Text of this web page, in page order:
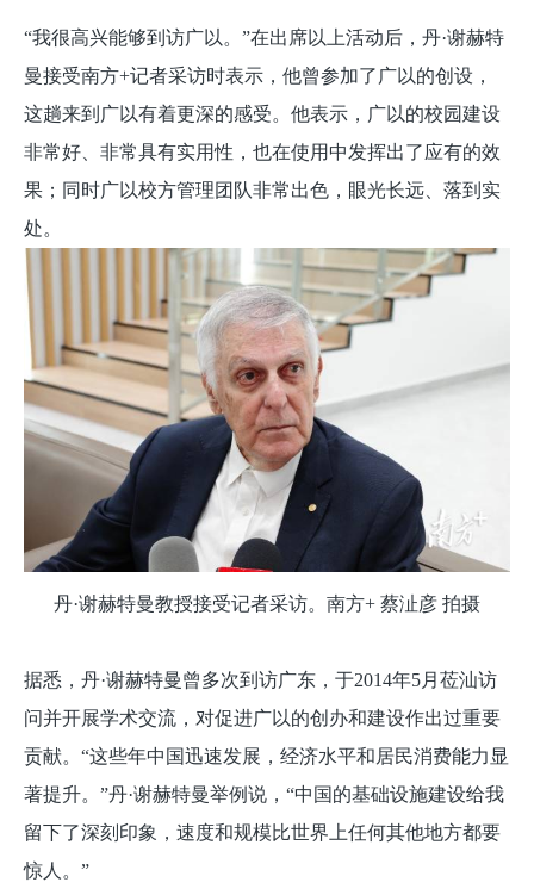
“我很高兴能够到访广以。”在出席以上活动后，丹·谢赫特
曼接受南方+记者采访时表示，他曾参加了广以的创设，
这趟来到广以有着更深的感受。他表示，广以的校园建设
非常好、非常具有实用性，也在使用中发挥出了应有的效
果；同时广以校方管理团队非常出色，眼光长远、落到实
处。
丹·谢赫特曼教授接受记者采访。南方+ 蔡沚彦 拍摄
据悉，丹·谢赫特曼曾多次到访广东，于2014年5月莅汕访
问并开展学术交流，对促进广以的创办和建设作出过重要
贡献。“这些年中国迅速发展，经济水平和居民消费能力显
著提升。”丹·谢赫特曼举例说，“中国的基础设施建设给我
留下了深刻印象，速度和规模比世界上任何其他地方都要
惊人。”